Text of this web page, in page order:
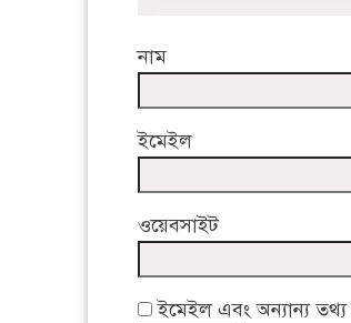
নাম
ইমেইল
ওয়েবসাইট
ইমেইল এবং অন্যান্য